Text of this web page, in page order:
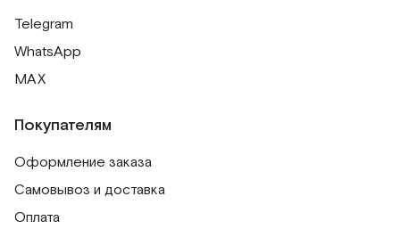
Telegram
WhatsApp
MAX
Покупателям
Оформление заказа
Самовывоз и доставка
Оплата